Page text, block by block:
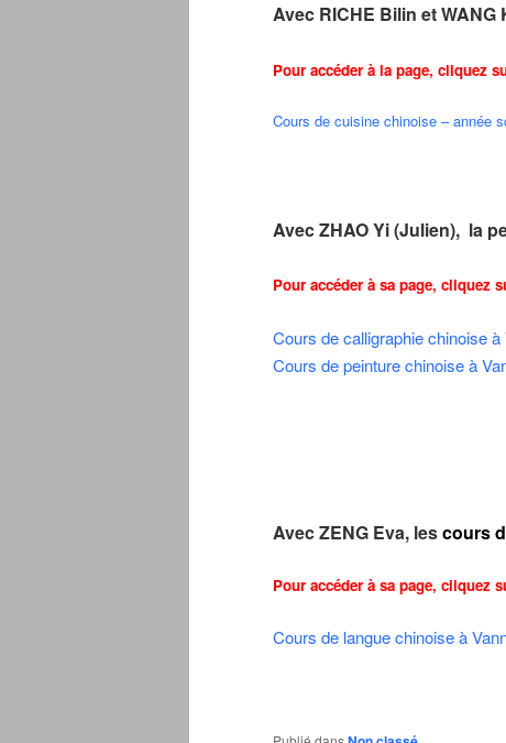
Avec RICHE Bilin et WANG
Pour accéder à la page, cliquez
Cours de cuisine chinoise – année
Avec ZHAO Yi (Julien), la
Pour accéder à sa page, cliquez
Cours de calligraphie chinoise
Cours de peinture chinoise à
Avec ZENG Eva, lescours
Pour accéder à sa page, cliquez
Cours de langue chinoise à